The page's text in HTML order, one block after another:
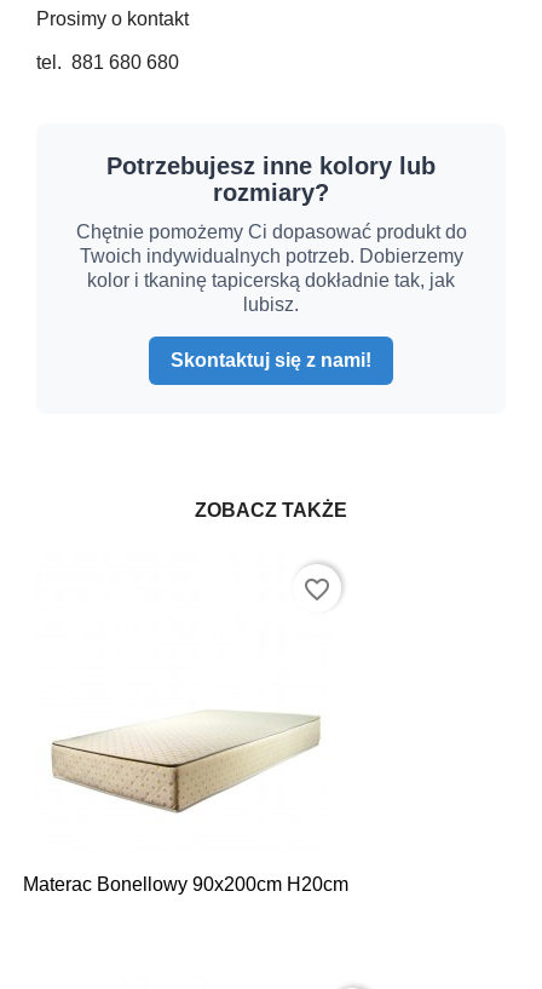
Prosimy o kontakt
tel. 881 680 680
Potrzebujesz inne kolory lub
rozmiary?
Chętnie pomożemy Ci dopasować produkt do
Twoich indywidualnych potrzeb. Dobierzemy
kolor i tkaninę tapicerską dokładnie tak, jak
lubisz.
Skontaktuj się z nami!
ZOBACZ TAKŻE
Materac Bonellowy 90x200cm H20cm
favorite_border